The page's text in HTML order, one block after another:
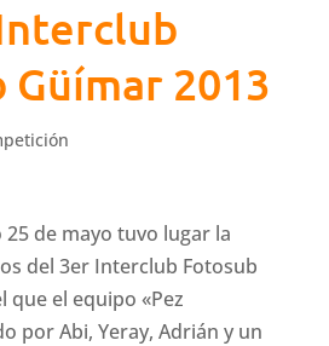
Güímar 2013
25 de mayo tuvo lugar la
del 3er Interclub Fotosub
que el equipo «Pez
por Abi, Yeray, Adrián y un